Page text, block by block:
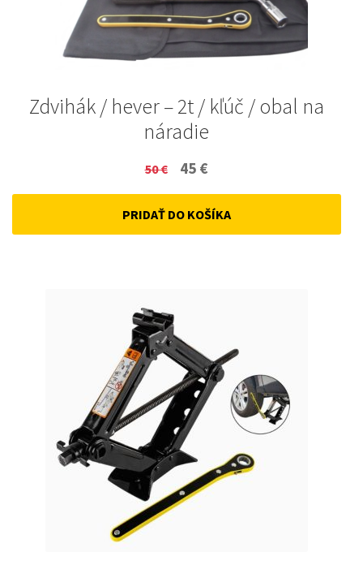
Zdvihák / hever – 2t / kľúč / obal na
náradie
50€
Original
price
was:
45 €
price
is:
PRIDAŤ DO KOŠÍKA